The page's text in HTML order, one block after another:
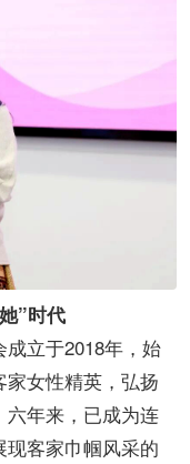
”时代
立于2018年，始
女性精英，弘扬
年来，已成为连
客家巾帼风采的